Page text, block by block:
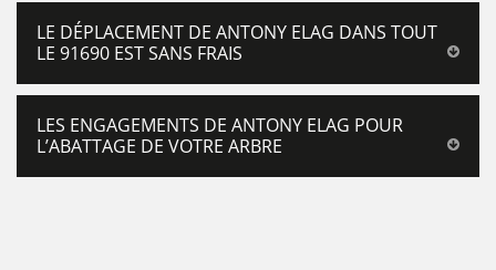
LE DÉPLACEMENT DE ANTONY ELAG DANS TOUT
LE 91690 EST SANS FRAIS
LES ENGAGEMENTS DE ANTONY ELAG POUR
L’ABATTAGE DE VOTRE ARBRE